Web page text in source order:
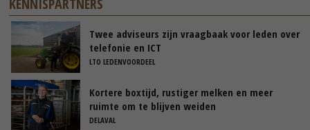
Twee adviseurs zijn vraagbaak voor leden over
telefonie en ICT
LTO LEDENVOORDEEL
Kortere boxtijd, rustiger melken en meer
ruimte om te blijven weiden
DELAVAL